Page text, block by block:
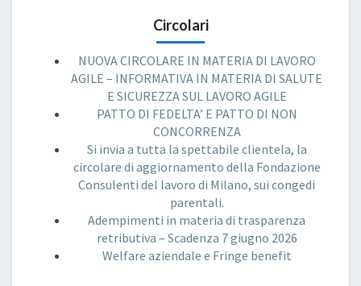
Circolari
NUOVA CIRCOLARE IN MATERIA DI LAVORO
AGILE – INFORMATIVA IN MATERIA DI SALUTE
E SICUREZZA SUL LAVORO AGILE
PATTO DI FEDELTA’ E PATTO DI NON
CONCORRENZA
Si invia a tutta la spettabile clientela, la
circolare di aggiornamento della Fondazione
Consulenti del lavoro di Milano, sui congedi
parentali.
Adempimenti in materia di trasparenza
retributiva – Scadenza 7 giugno 2026
Welfare aziendale e Fringe benefit